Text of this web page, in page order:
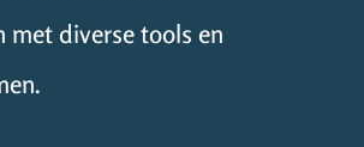
met diverse tools en